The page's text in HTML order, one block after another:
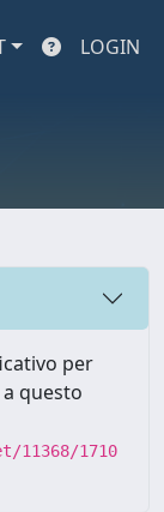
LOGIN
per
questo
11368/1710